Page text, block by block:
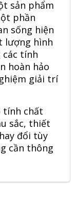
sản phẩm
phần
sống hiện
lượng hình
tính
hoàn hảo
giải trí
tính chất
sắc, thiết
đổi tùy
cần thông